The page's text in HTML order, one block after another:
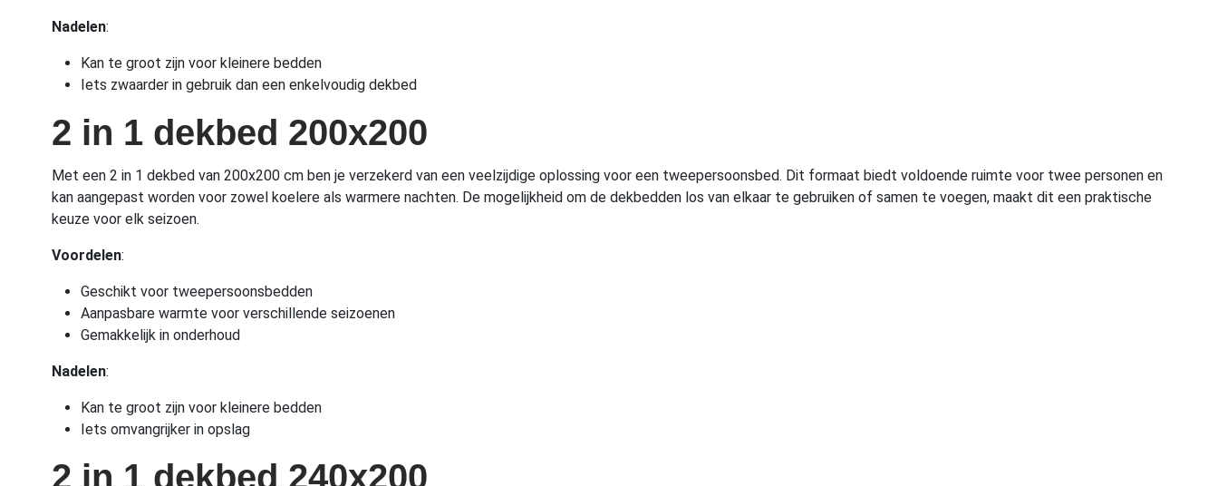
Nadelen:
Kan te groot zijn voor kleinere bedden
Iets zwaarder in gebruik dan een enkelvoudig dekbed
2 in 1 dekbed 200x200
Met een 2 in 1 dekbed van 200x200 cm ben je verzekerd van een veelzijdige oplossing voor een tweepersoonsbed. Dit formaat biedt voldoende ruimte voor twee personen en
kan aangepast worden voor zowel koelere als warmere nachten. De mogelijkheid om de dekbedden los van elkaar te gebruiken of samen te voegen, maakt dit een praktische
keuze voor elk seizoen.
Voordelen:
Geschikt voor tweepersoonsbedden
Aanpasbare warmte voor verschillende seizoenen
Gemakkelijk in onderhoud
Nadelen:
Kan te groot zijn voor kleinere bedden
Iets omvangrijker in opslag
2 in 1 dekbed 240x200